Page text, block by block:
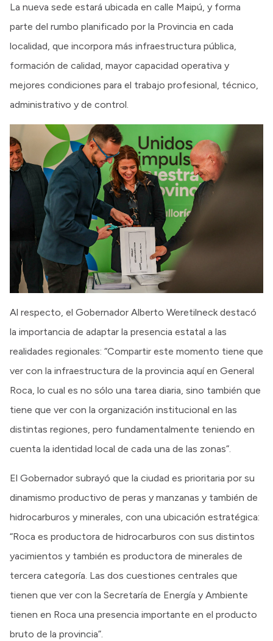
La nueva sede estará ubicada en calle Maipú, y forma
parte del rumbo planificado por la Provincia en cada
localidad, que incorpora más infraestructura pública,
formación de calidad, mayor capacidad operativa y
mejores condiciones para el trabajo profesional, técnico,
administrativo y de control.
Al respecto, el Gobernador Alberto Weretilneck destacó
la importancia de adaptar la presencia estatal a las
realidades regionales: “Compartir este momento tiene que
ver con la infraestructura de la provincia aquí en General
Roca, lo cual es no sólo una tarea diaria, sino también que
tiene que ver con la organización institucional en las
distintas regiones, pero fundamentalmente teniendo en
cuenta la identidad local de cada una de las zonas”.
El Gobernador subrayó que la ciudad es prioritaria por su
dinamismo productivo de peras y manzanas y también de
hidrocarburos y minerales, con una ubicación estratégica:
“Roca es productora de hidrocarburos con sus distintos
yacimientos y también es productora de minerales de
tercera categoría. Las dos cuestiones centrales que
tienen que ver con la Secretaría de Energía y Ambiente
tienen en Roca una presencia importante en el producto
bruto de la provincia”.